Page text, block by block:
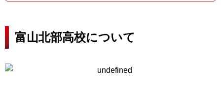
富山北部高校について